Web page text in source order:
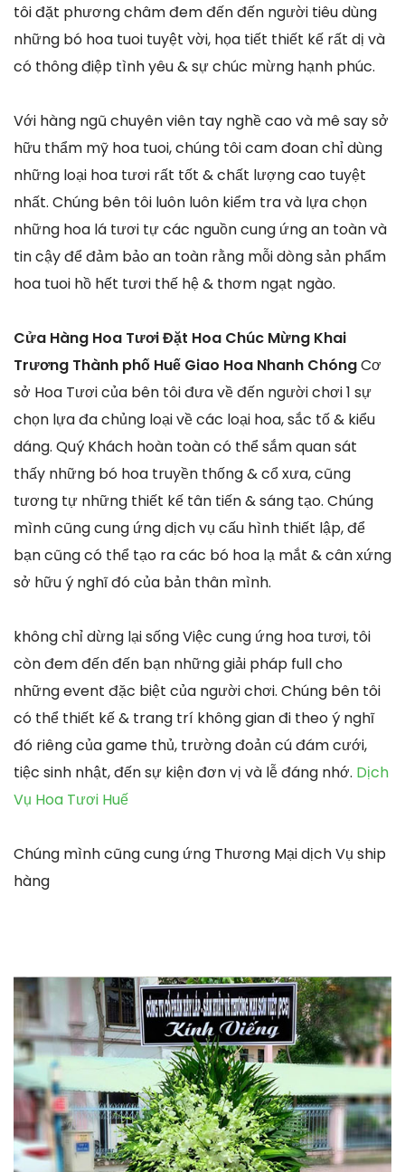
tôi đặt phương châm đem đến đến người tiêu dùng
những bó hoa tuoi tuyệt vời, họa tiết thiết kế rất dị và
có thông điệp tình yêu & sự chúc mừng hạnh phúc.
Với hàng ngũ chuyên viên tay nghề cao và mê say sở
hữu thẩm mỹ hoa tuoi, chúng tôi cam đoan chỉ dùng
những loại hoa tươi rất tốt & chất lượng cao tuyệt
nhất. Chúng bên tôi luôn luôn kiểm tra và lựa chọn
những hoa lá tươi tự các nguồn cung ứng an toàn và
tin cậy để đảm bảo an toàn rằng mỗi dòng sản phẩm
hoa tuoi hồ hết tươi thế hệ & thơm ngạt ngào.
Cửa Hàng Hoa Tươi Đặt Hoa Chúc Mừng Khai
Trương Thành phố Huế Giao Hoa Nhanh ChóngCơ
sở Hoa Tươi của bên tôi đưa về đến người chơi 1 sự
chọn lựa đa chủng loại về các loại hoa, sắc tố & kiểu
dáng. Quý Khách hoàn toàn có thể sắm quan sát
thấy những bó hoa truyền thống & cổ xưa, cũng
tương tự những thiết kế tân tiến & sáng tạo. Chúng
mình cũng cung ứng dịch vụ cấu hình thiết lập, để
bạn cũng có thể tạo ra các bó hoa lạ mắt & cân xứng
sở hữu ý nghĩ đó của bản thân mình.
không chỉ dừng lại sống Việc cung ứng hoa tươi, tôi
còn đem đến đến bạn những giải pháp full cho
những event đặc biệt của người chơi. Chúng bên tôi
có thể thiết kế & trang trí không gian đi theo ý nghĩ
đó riêng của game thủ, trường đoản cú đám cưới,
tiệc sinh nhật, đến sự kiện đơn vị và lễ đáng nhớ. Dịch
Vụ Hoa Tươi Huế
Chúng mình cũng cung ứng Thương Mại dịch Vụ ship
hàng